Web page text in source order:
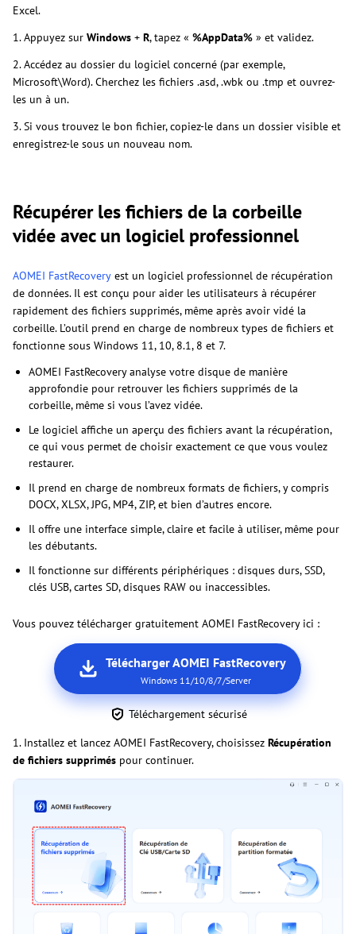
Excel.
1. Appuyez sur Windows + R, tapez « %AppData% » et validez.
2. Accédez au dossier du logiciel concerné (par exemple,
Microsoft\Word). Cherchez les fichiers .asd, .wbk ou .tmp et ouvrez-
les un à un.
3. Si vous trouvez le bon fichier, copiez-le dans un dossier visible et
enregistrez-le sous un nouveau nom.
Récupérer les fichiers de la corbeille
vidée avec un logiciel professionnel
AOMEI FastRecovery est un logiciel professionnel de récupération
de données. Il est conçu pour aider les utilisateurs à récupérer
rapidement des fichiers supprimés, même après avoir vidé la
corbeille. L’outil prend en charge de nombreux types de fichiers et
fonctionne sous Windows 11, 10, 8.1, 8 et 7.
AOMEI FastRecovery analyse votre disque de manière
approfondie pour retrouver les fichiers supprimés de la
corbeille, même si vous l’avez vidée.
Le logiciel affiche un aperçu des fichiers avant la récupération,
ce qui vous permet de choisir exactement ce que vous voulez
restaurer.
Il prend en charge de nombreux formats de fichiers, y compris
DOCX, XLSX, JPG, MP4, ZIP, et bien d’autres encore.
Il offre une interface simple, claire et facile à utiliser, même pour
les débutants.
Il fonctionne sur différents périphériques : disques durs, SSD,
clés USB, cartes SD, disques RAW ou inaccessibles.
Vous pouvez télécharger gratuitement AOMEI FastRecovery ici :
Télécharger AOMEI FastRecovery
Windows 11/10/8/7/Server
Téléchargement sécurisé
1. Installez et lancez AOMEI FastRecovery, choisissez Récupération
de fichiers supprimés pour continuer.